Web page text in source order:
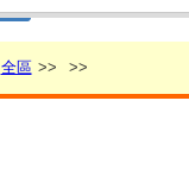
全區 >> >>